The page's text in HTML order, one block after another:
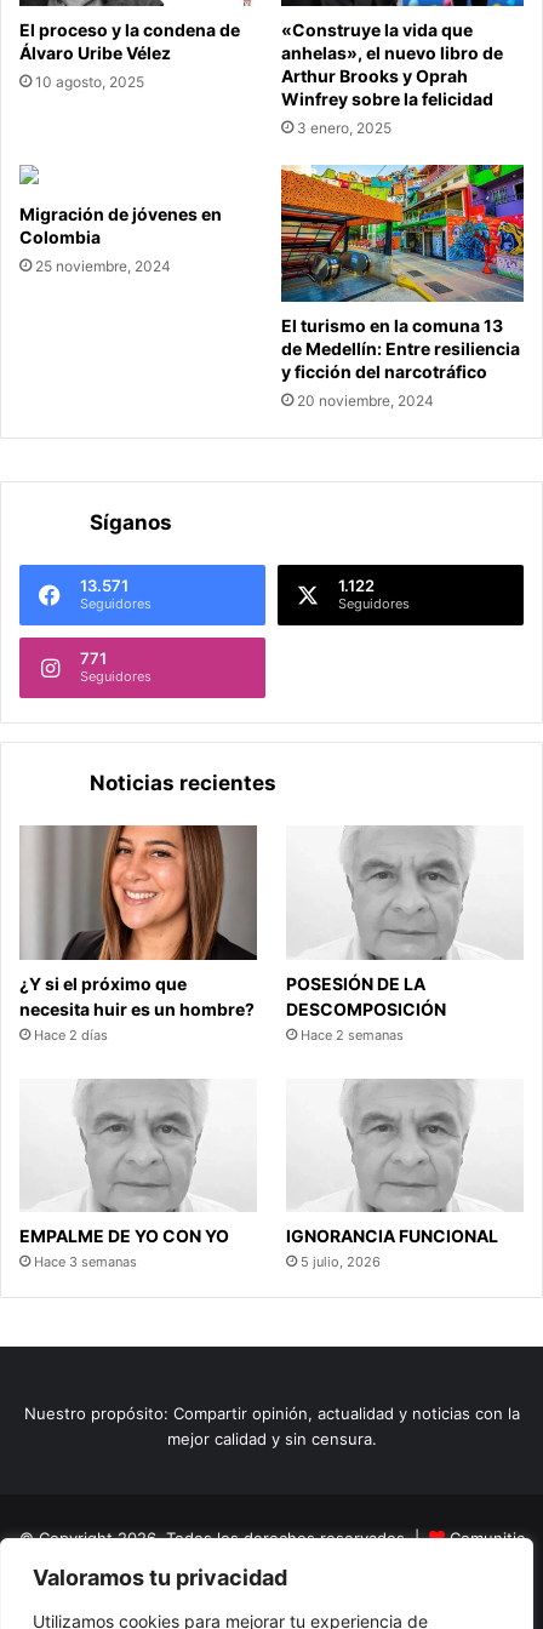
Valoramos tu privacidad
Utilizamos cookies para mejorar tu experiencia de
El proceso y la condena de
Álvaro Uribe Vélez
10 agosto, 2025
«Construye la vida que
anhelas», el nuevo libro de
Arthur Brooks y Oprah
Winfrey sobre la felicidad
3 enero, 2025
Migración de jóvenes en
Colombia
25 noviembre, 2024
El turismo en la comuna 13
de Medellín: Entre resiliencia
y ficción del narcotráfico
20 noviembre, 2024
Síganos
13.571
Seguidores
1.122
Seguidores
771
Seguidores
Noticias recientes
¿Y si el próximo que
necesita huir es un hombre?
Hace 2 días
POSESIÓN DE LA
DESCOMPOSICIÓN
Hace 2 semanas
EMPALME DE YO CON YO
Hace 3 semanas
IGNORANCIA FUNCIONAL
5 julio, 2026
Nuestro propósito: Compartir opinión, actualidad y noticias con la
mejor calidad y sin censura.
© Copyright 2026, Todos los derechos reservados |
Comunitic
SAS BICNit 901228106
Home
Actualidad Variedades Opinion Turismo